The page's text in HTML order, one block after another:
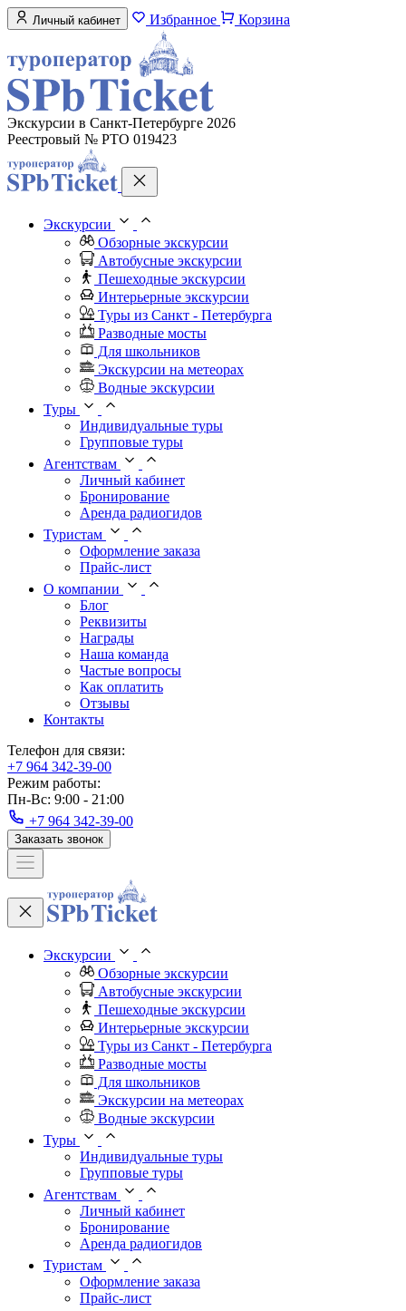
Личный кабинет Избранное Корзина
Экскурсии в Санкт-Петербурге 2026
Реестровый № РТО 019423
Экскурсии
Обзорные экскурсии
Автобусные экскурсии
Пешеходные экскурсии
Интерьерные экскурсии
Туры из Санкт - Петербурга
Разводные мосты
Для школьников
Экскурсии на метеорах
Водные экскурсии
Туры
Индивидуальные туры
Групповые туры
Агентствам
Личный кабинет
Бронирование
Аренда радиогидов
Туристам
Оформление заказа
Прайс-лист
О компании
Блог
Реквизиты
Награды
Наша команда
Частые вопросы
Как оплатить
Отзывы
Контакты
Телефон для связи:
+7 964 342-39-00
Режим работы:
Пн-Вс: 9:00 - 21:00
+7 964 342-39-00
Заказать звонок
Экскурсии
Обзорные экскурсии
Автобусные экскурсии
Пешеходные экскурсии
Интерьерные экскурсии
Туры из Санкт - Петербурга
Разводные мосты
Для школьников
Экскурсии на метеорах
Водные экскурсии
Туры
Индивидуальные туры
Групповые туры
Агентствам
Личный кабинет
Бронирование
Аренда радиогидов
Туристам
Оформление заказа
Прайс-лист